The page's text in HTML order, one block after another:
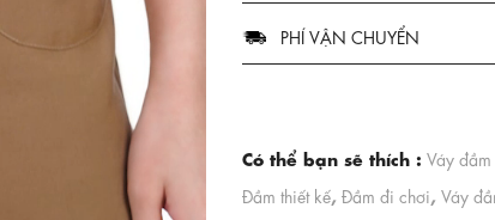
PHÍ VẬN CHUYỂN
Có thể bạn sẽ thích : Váy
Đầm thiết kế, Đầm đi chơi, Váy